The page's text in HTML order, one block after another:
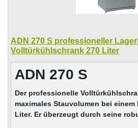
ADN 270 S professioneller
Volltürkühlschrank 270 Liter
ADN 270 S
Der professionelle
maximales Stauvolumen bei
Liter. Er überzeugt durch seine